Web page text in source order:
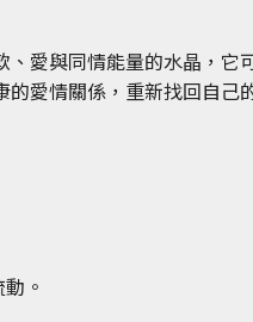
愛與同情能量的水晶，它
愛情關係，重新找回自己
。